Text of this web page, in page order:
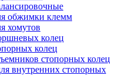
обжимки клемм
хомутов
колец
колец
стопорных колец
внутренних стопорных